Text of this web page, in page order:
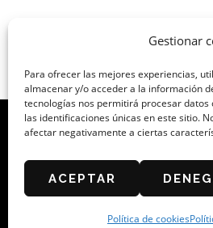
Gestionar
Para ofrecer las mejores experiencias,
almacenar y/o acceder a la información
tecnologías nos permitirá procesar
las identificaciones únicas en este sitio.
afectar negativamente a ciertas
ACEPTAR
Política de cookies
ORGANIZA: